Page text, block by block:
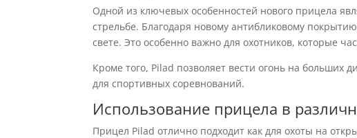
Одной из ключевых особенностей нового прицела
стрельбе. Благодаря новому антибликовому
свете. Это особенно важно для охотников, которые
Кроме того, Pilad позволяет вести огонь на больших
для спортивных соревнований.
Использование прицела в
Прицел Pilad отлично подходит как для охоты на